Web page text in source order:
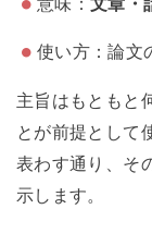
使い方：論文
主旨はもともと
とが前提として
表わす通り、そ
示します。